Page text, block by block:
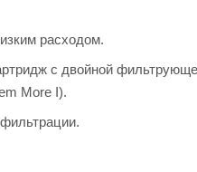
расходом.
с двойной
More I).